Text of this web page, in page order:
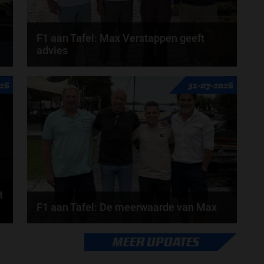
F1 aan Tafel: Max Verstappen geeft
advies
Max Verstappen adviseert Red Bull. Gaat George
Russell weg bij Mercedes? En moet de budgetcap...
door de redactie van Grand Prix Radio
31-07-2026
F1 aan Tafel: De meerwaarde van Max
Geen enkele sensor kan wat Max Verstappen voelt,
Formule 1-CEO Stefano Domenicali zorgt voor...
MEER UPDATES